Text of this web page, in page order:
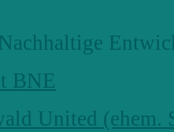
BNE
United (ehem.